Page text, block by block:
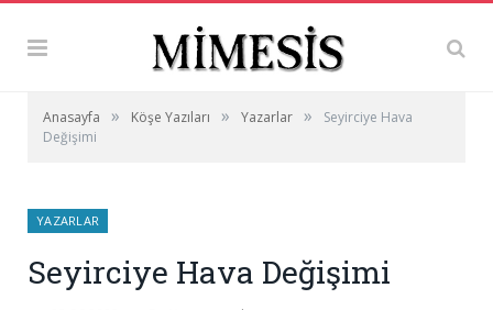
Anasayfa » Köşe Yazıları » Yazarlar »
Seyirciye Hava
Değişimi
YAZARLAR
Seyirciye Hava Değişimi